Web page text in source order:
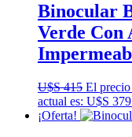
Binocular
Verde Con
U$S415 El
actual es: U$S
¡Oferta!